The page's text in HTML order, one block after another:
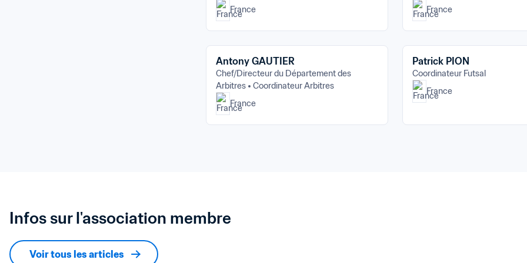
France
France
Antony GAUTIER
Chef/Directeur du Département des
Arbitres
Coordinateur Arbitres
France
Patrick PION
Coordinateur Futsal
France
Infos sur l'association membre
Voir tous les articles